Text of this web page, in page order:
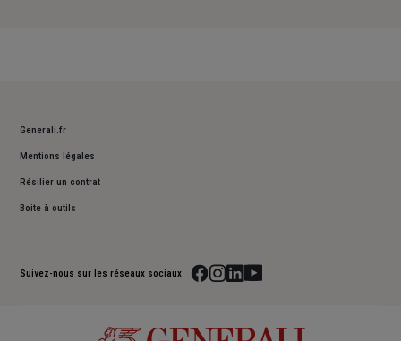
Generali.fr
Mentions légales
Résilier un contrat
Boite à outils
Suivez-nous sur les réseaux sociaux